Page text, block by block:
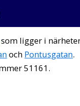
som ligger i
och Pontusgatan.
51161.